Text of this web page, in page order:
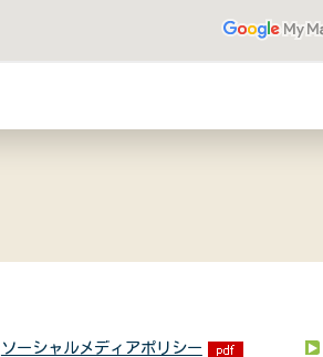
ソーシャルメディアポリシー